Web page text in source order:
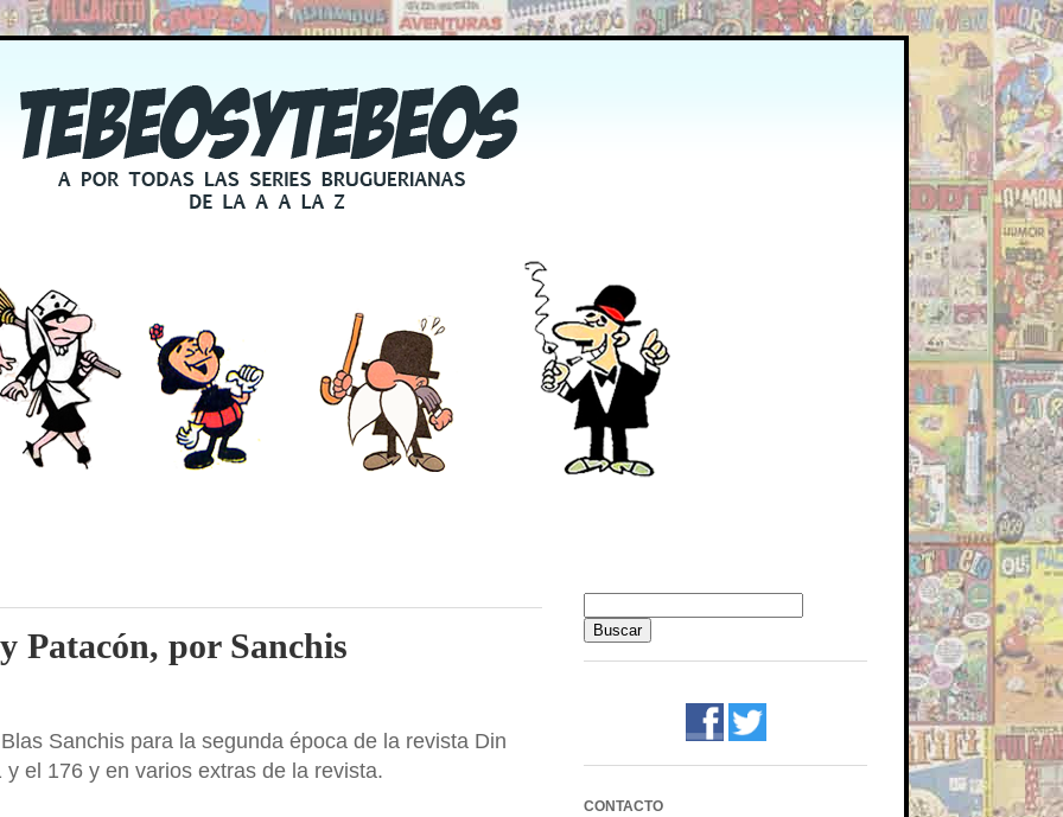
Patacón, por Sanchis
Sanchis para la segunda época de la revista Din
el 176 y en varios extras de la revista.
CONTACTO